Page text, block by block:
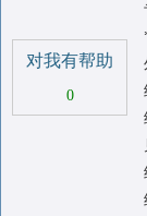
对我有帮助
0